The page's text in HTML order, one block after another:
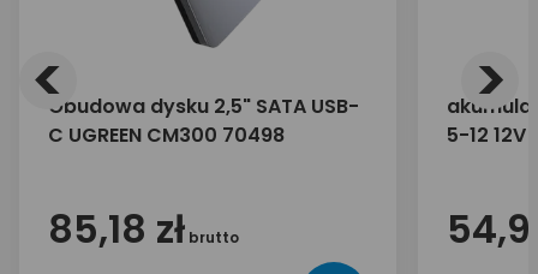
Obudowa dysku 2,5" SATA USB-
C UGREEN CM300 70498
85,18 zł brutto
5-12 12V
< >